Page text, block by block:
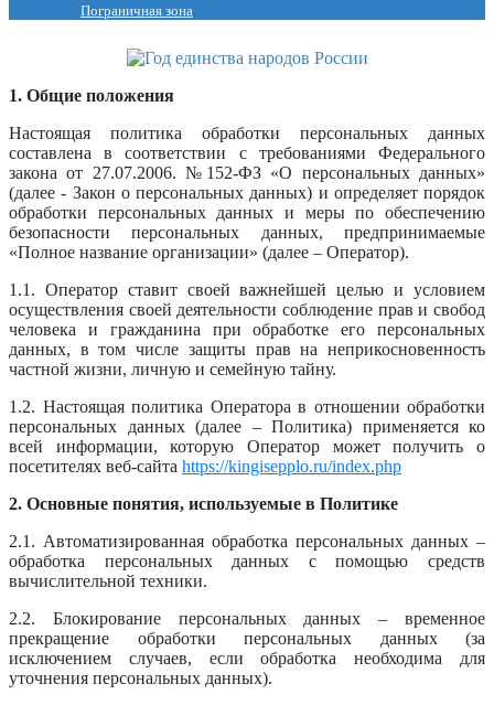
Пограничная зона
1. Общие положения
Настоящая политика обработки персональных данных
составлена в соответствии с требованиями Федерального
закона от 27.07.2006. №152-ФЗ «О персональных данных»
(далее - Закон о персональных данных) и определяет порядок
обработки персональных данных и меры по обеспечению
безопасности персональных данных, предпринимаемые
«Полное название организации» (далее – Оператор).
1.1. Оператор ставит своей важнейшей целью и условием
осуществления своей деятельности соблюдение прав и свобод
человека и гражданина при обработке его персональных
данных, в том числе защиты прав на неприкосновенность
частной жизни, личную и семейную тайну.
1.2. Настоящая политика Оператора в отношении обработки
персональных данных (далее – Политика) применяется ко
всей информации, которую Оператор может получить о
посетителях веб-сайта https://kingisepplo.ru/index.php
2. Основные понятия, используемые в Политике
2.1. Автоматизированная обработка персональных данных –
обработка персональных данных с помощью средств
вычислительной техники.
2.2. Блокирование персональных данных – временное
прекращение обработки персональных данных (за
исключением случаев, если обработка необходима для
уточнения персональных данных).